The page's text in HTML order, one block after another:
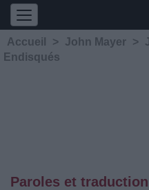
Accueil > John Mayer >
Endisqués
Paroles et